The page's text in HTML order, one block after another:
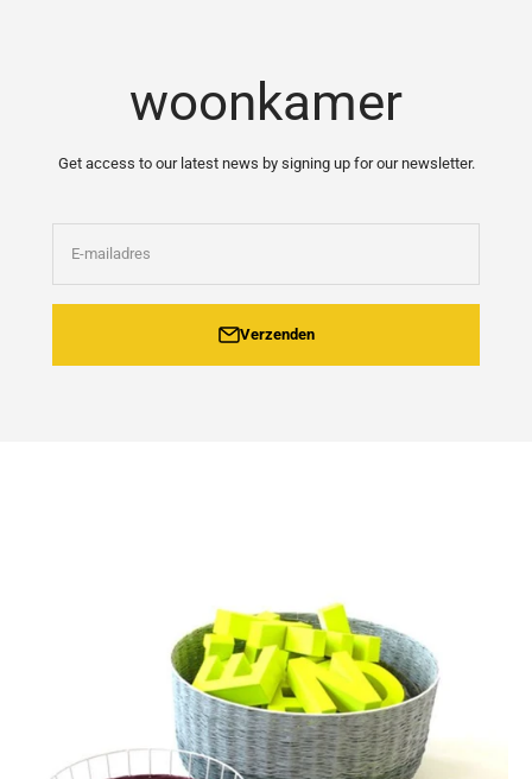
woonkamer
Get access to our latest news by signing up for our newsletter.
E-mailadres
Verzenden